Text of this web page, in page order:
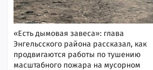
«Есть дымовая завеса»: глава
Энгельсского района рассказал, как
продвигаются работы по тушению
масштабного пожара на мусорном